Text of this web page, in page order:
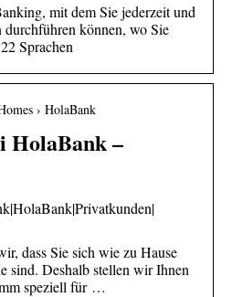
mit dem Sie jederzeit und
können, wo Sie
Sprachen
› HolaBank
HolaBank –
dass Sie sich wie zu Hause
sind. Deshalb stellen wir Ihnen
speziell für …